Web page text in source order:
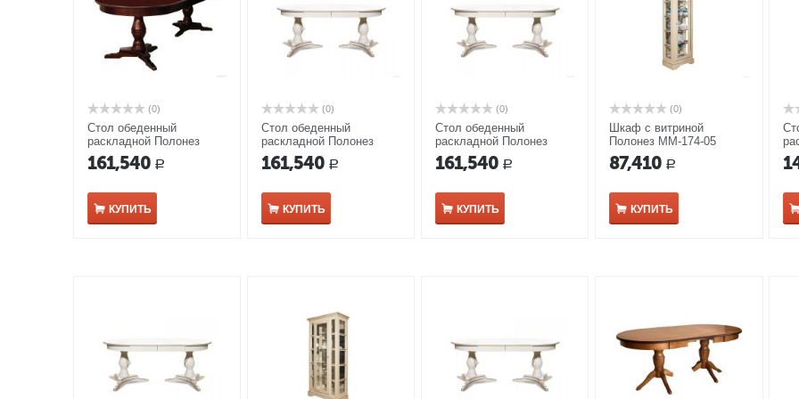
(0)
Стол обеденный
раскладной Полонез
ММ-174-41 табак с
темной патиной
161,540 Р
КУПИТЬ
(0)
Стол обеденный
раскладной Полонез
ММ-174-41 белая эмаль
161,540 Р
КУПИТЬ
(0)
Стол обеденный
раскладной Полонез
ММ-174-41 белая эмаль
с серебряной патиной
161,540 Р
КУПИТЬ
(0)
Шкаф с витриной
Полонез ММ-174-05
белая эмаль
87,410 Р
КУПИТЬ